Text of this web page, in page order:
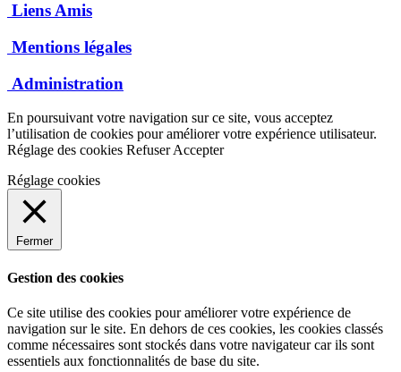
Liens Amis
Mentions légales
Administration
En poursuivant votre navigation sur ce site, vous acceptez
l’utilisation de cookies pour améliorer votre expérience utilisateur.
Réglage des cookies Refuser Accepter
Réglage cookies
Fermer
Gestion des cookies
Ce site utilise des cookies pour améliorer votre expérience de
navigation sur le site. En dehors de ces cookies, les cookies classés
comme nécessaires sont stockés dans votre navigateur car ils sont
essentiels aux fonctionnalités de base du site.